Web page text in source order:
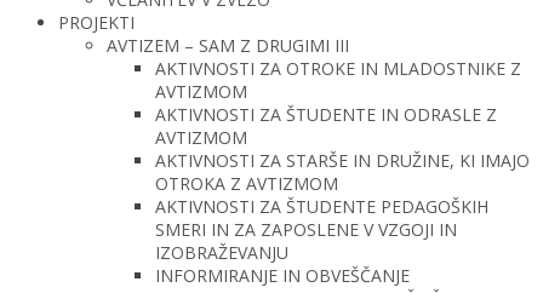
PROJEKTI
AVTIZEM – SAM Z DRUGIMI III
AKTIVNOSTI ZA OTROKE IN MLADOSTNIKE Z
AVTIZMOM
AKTIVNOSTI ZA ŠTUDENTE IN ODRASLE Z
AVTIZMOM
AKTIVNOSTI ZA STARŠE IN DRUŽINE, KI IMAJO
OTROKA Z AVTIZMOM
AKTIVNOSTI ZA ŠTUDENTE PEDAGOŠKIH
SMERI IN ZA ZAPOSLENE V VZGOJI IN
IZOBRAŽEVANJU
INFORMIRANJE IN OBVEŠČANJE